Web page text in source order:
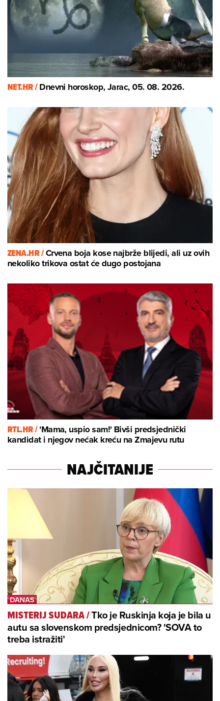
NET.HR /Dnevni horoskop, Jarac, 05. 08. 2026.
ZENA.HR /Crvena boja kose najbrže blijedi, ali uz ovih
nekoliko trikova ostat će dugo postojana
RTL.HR /'Mama, uspio sam!' Bivši predsjednički
kandidat i njegov nećak kreću na Zmajevu rutu
NAJČITANIJE
MISTERIJ SUDARA/Tko je Ruskinja koja je bila u
autu sa slovenskom predsjednicom? 'SOVA to
treba istražiti'